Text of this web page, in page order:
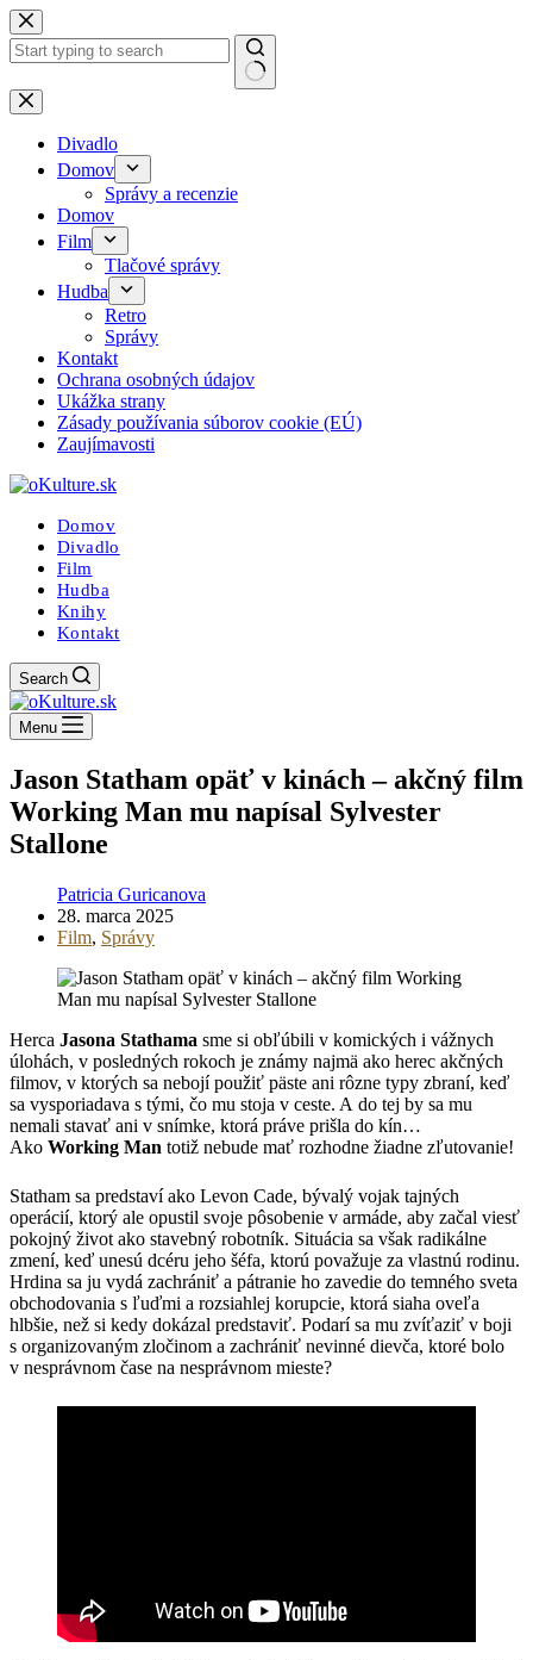
Skip
to
content
No
results
Divadlo
Domov
Správy a recenzie
Domov
Film
Tlačové správy
Hudba
Retro
Správy
Kontakt
Ochrana osobných údajov
Ukážka strany
Zásady používania súborov cookie (EÚ)
Zaujímavosti
Domov
Divadlo
Film
Hudba
Knihy
Kontakt
Search
Menu
Jason Statham opäť v kinách – akčný film
Working Man mu napísal Sylvester
Stallone
Patricia Guricanova
28. marca 2025
Film, Správy
Herca Jasona Stathama sme si obľúbili v komických i vážnych
úlohách, v posledných rokoch je známy najmä ako herec akčných
filmov, v ktorých sa nebojí použiť päste ani rôzne typy zbraní, keď
sa vysporiadava s tými, čo mu stoja v ceste. A do tej by sa mu
nemali stavať ani v snímke, ktorá práve prišla do kín…
Ako Working Man totiž nebude mať rozhodne žiadne zľutovanie!
Statham sa predstaví ako Levon Cade, bývalý vojak tajných
operácií, ktorý ale opustil svoje pôsobenie v armáde, aby začal viesť
pokojný život ako stavebný robotník. Situácia sa však radikálne
zmení, keď unesú dcéru jeho šéfa, ktorú považuje za vlastnú rodinu.
Hrdina sa ju vydá zachrániť a pátranie ho zavedie do temného sveta
obchodovania s ľuďmi a rozsiahlej korupcie, ktorá siaha oveľa
hlbšie, než si kedy dokázal predstaviť. Podarí sa mu zvíťaziť v boji
s organizovaným zločinom a zachrániť nevinné dievča, ktoré bolo
v nesprávnom čase na nesprávnom mieste?